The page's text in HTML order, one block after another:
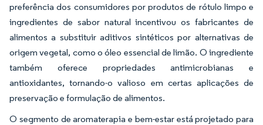
preferência dos consumidores por produtos de rótulo limpo e
ingredientes de sabor natural incentivou os fabricantes de
alimentos a substituir aditivos sintéticos por alternativas de
origem vegetal, como o óleo essencial de limão. O ingrediente
também oferece propriedades antimicrobianas e
antioxidantes, tornando-o valioso em certas aplicações de
preservação e formulação de alimentos.
O segmento de aromaterapia e bem-estar está projetado para